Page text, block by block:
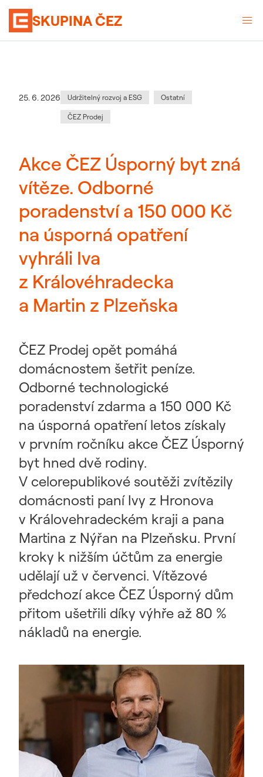
SKUPINA ČEZ
Datum zveřejnění
25. 6. 2026 Kategorie:
Udržitelný rozvoj a ESG Ostatní
ČEZ Prodej
Akce ČEZ Úsporný byt zná
vítěze. Odborné
poradenství a 150 000 Kč
na úsporná opatření
vyhráli Iva
z Královéhradecka
a Martin z Plzeňska
ČEZ Prodej opět pomáhá
domácnostem šetřit peníze.
Odborné technologické
poradenství zdarma a 150 000 Kč
na úsporná opatření letos získaly
v prvním ročníku akce ČEZ Úsporný
byt hned dvě rodiny.
V celorepublikové soutěži zvítězily
domácnosti paní Ivy z Hronova
v Královehradeckém kraji a pana
Martina z Nýřan na Plzeňsku. První
kroky k nižším účtům za energie
udělají už v červenci. Vítězové
předchozí akce ČEZ Úsporný dům
přitom ušetřili díky výhře až 80 %
nákladů na energie.